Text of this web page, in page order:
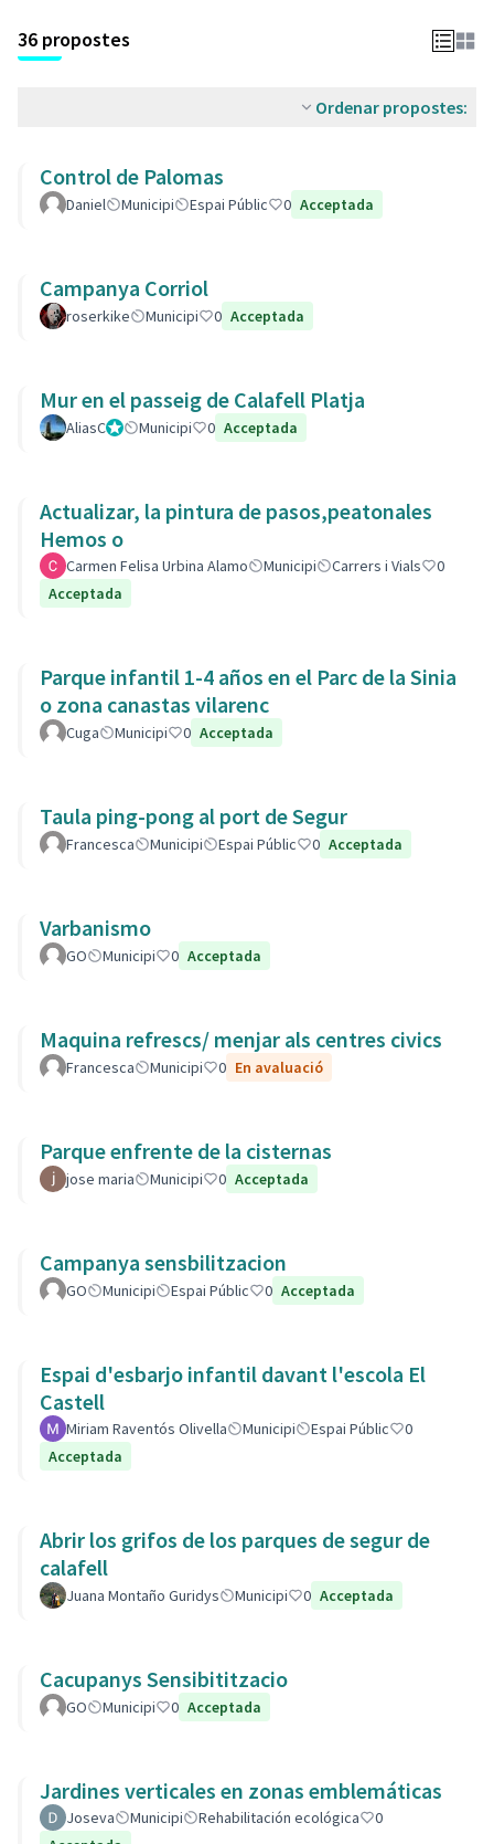
36 propostes
Ordenar propostes:
Control de Palomas
Daniel Municipi Espai Públic 0 Acceptada
Campanya Corriol
roserkike Municipi 0 Acceptada
Mur en el passeig de Calafell Platja
AliasCGestorMunicipi 0 Acceptada
Actualizar, la pintura de pasos,peatonales
Hemos o
Carmen Felisa Urbina Alamo Municipi Carrers i Vials
0
Acceptada
Parque infantil 1-4 años en el Parc de la Sinia
o zona canastas vilarenc
Cuga Municipi 0 Acceptada
Taula ping-pong al port de Segur
Francesca Municipi Espai Públic 0 Acceptada
Varbanismo
GO Municipi 0 Acceptada
Maquina refrescs/ menjar als centres civics
Francesca Municipi 0 En avaluació
Parque enfrente de la cisternas
jose maria Municipi 0 Acceptada
Campanya sensbilitzacion
GO Municipi Espai Públic 0 Acceptada
Espai d'esbarjo infantil davant l'escola El
Castell
Miriam Raventós Olivella Municipi Espai Públic
0
Acceptada
Abrir los grifos de los parques de segur de
calafell
Juana Montaño Guridys Municipi 0 Acceptada
Cacupanys Sensibititzacio
GO Municipi 0 Acceptada
Jardines verticales en zonas emblemáticas
Joseva Municipi Rehabilitación ecológica
0